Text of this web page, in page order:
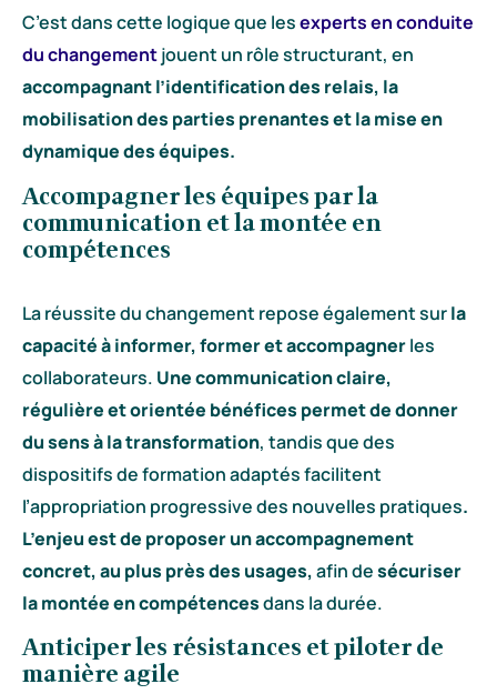
C’est dans cette logique que lesexperts en conduite
du changementjouent un rôle structurant, en
accompagnant l’identification des relais, la
mobilisation des parties prenantes et la mise en
dynamique des équipes.
Accompagner les équipes par la
communication et la montée en
compétences
La réussite du changement repose également surla
capacité à informer, former et accompagnerles
collaborateurs. Une communication claire,
régulière et orientée bénéfices permet de donner
du sens à la transformation, tandis que des
dispositifs de formation adaptés facilitent
l’appropriation progressive des nouvelles pratiques.
L’enjeu est de proposer un accompagnement
concret, au plus près des usages,afin desécuriser
la montée en compétencesdans la durée.
Anticiper les résistances et piloter de
manière agile